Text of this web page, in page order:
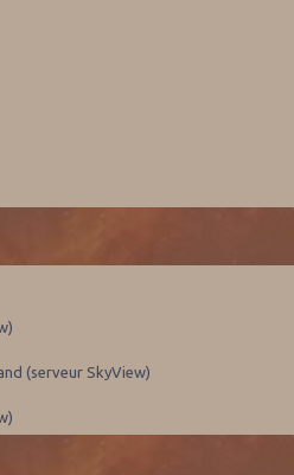
(serveur SkyView)